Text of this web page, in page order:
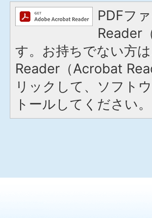
PDFフ
Reader
す。お持ちでない方
Reader（Acrobat
リックして、ソフト
トールしてください。